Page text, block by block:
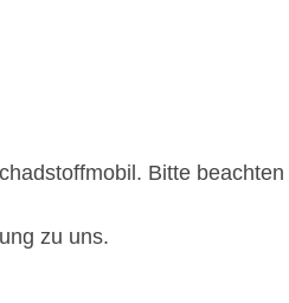
Bitte
zu uns.